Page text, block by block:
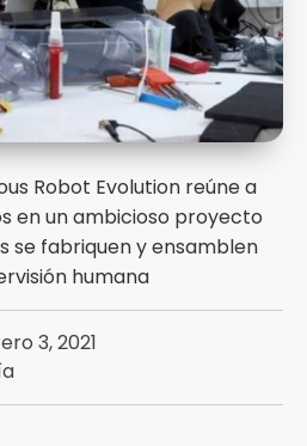
Robot Evolution reúne a
en un ambicioso proyecto
se fabriquen y ensamblen
humana
3, 2021